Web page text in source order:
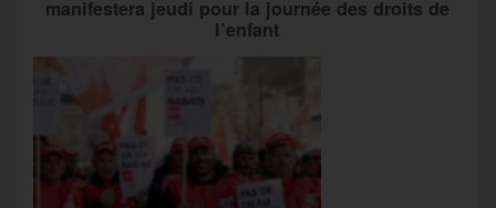
manifestera jeudi pour la journée des droits de
l’enfant